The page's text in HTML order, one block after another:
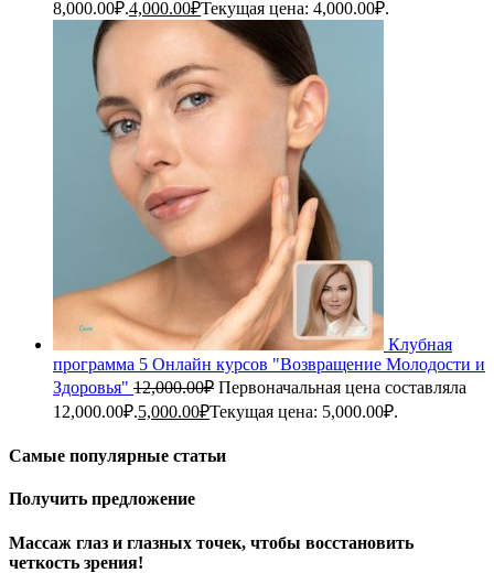
8,000.00₽.4,000.00₽Текущая цена: 4,000.00₽.
Клубная
программа 5 Онлайн курсов "Возвращение Молодости и
Здоровья" 12,000.00₽ Первоначальная цена составляла
12,000.00₽.5,000.00₽Текущая цена: 5,000.00₽.
Самые популярные статьи
Получить предложение
Массаж глаз и глазных точек, чтобы восстановить
четкость зрения!